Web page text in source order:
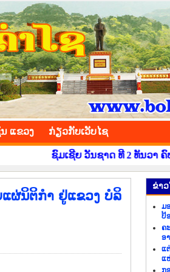
ແຂວງ ​ກ່ຽວ​ກັບ​ເວັບ​ໄຊ
ຊົມເຊີຍ ວັນຊາດ ທີ 2 ທັນວາ ຄົບຮອບ
ຜ່ນິຕິກຳ ຢູ່ແຂວງ ບໍລິ
ຂ່າ
ມ
ປ້
ຄ
ອ
ແ
ແ
ກ